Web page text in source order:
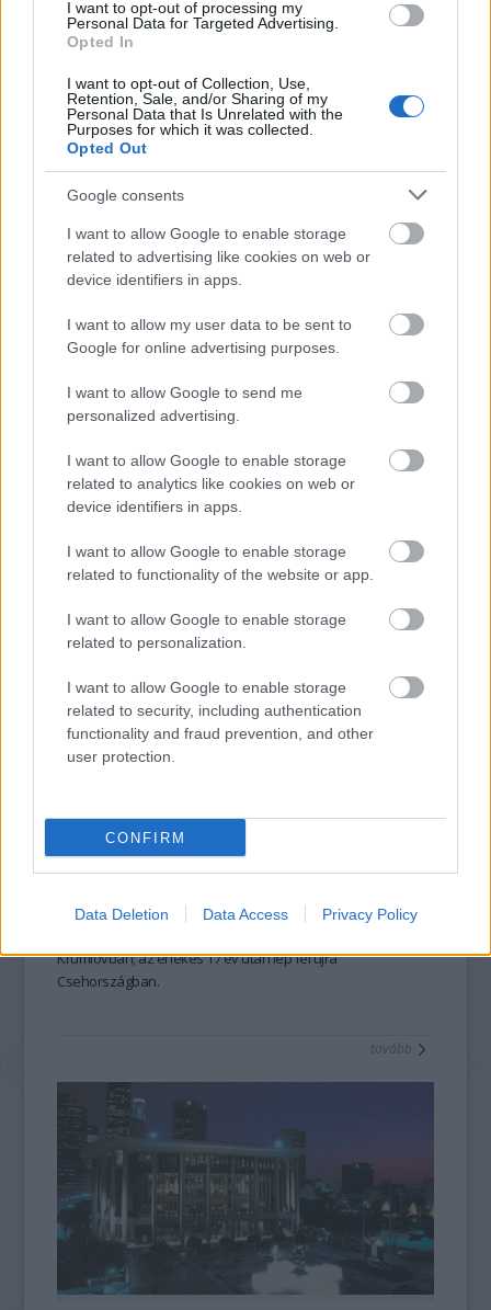
I want to opt-out of processing my
Personal Data for Targeted Advertising.
Opted In
I want to opt-out of Collection, Use,
Retention, Sale, and/or Sharing of my
Personal Data that Is Unrelated with the
Purposes for which it was collected.
Opted Out
Google consents
I want to allow Google to enable storage
related to advertising like cookies on web or
device identifiers in apps.
I want to allow my user data to be sent to
Google for online advertising purposes.
I want to allow Google to send me
personalized advertising.
I want to allow Google to enable storage
related to analytics like cookies on web or
device identifiers in apps.
I want to allow Google to enable storage
related to functionality of the website or app.
I want to allow Google to enable storage
related to personalization.
I want to allow Google to enable storage
related to security, including authentication
functionality and fraud prevention, and other
user protection.
CONFIRM
Data Deletion Data Access Privacy Policy
Domingo, aki 39 évvel ezelőtt debütált Salzburgban, az
ünnepi játékokat
nemes egyszerűséggel „
a világ
hagyománya van”.
Mégsem lép színpadra Plácido Domingo
2014. 01. 03.|Kultúrpart
Csúszik az énekeskarmesteri bemutatkozása
valenciai
operaházban
, mivel a kikötőváros ultramodern épületét be
kellett zárni a
karácsonyi viharok
Parkolóban lép fel a sztár
Parkolóban ad koncertet Placido Domingo spanyol tenor a
Krumlovban; az énekes 17 év után lép fel újra
Csehországban.
tovább